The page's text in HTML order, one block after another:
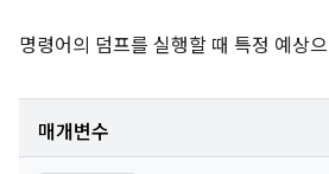
명령어의 덤프를 실행할 때 특정 예상
매개변수